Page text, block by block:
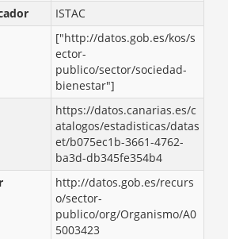
ISTAC
["http://datos.gob.es/kos/s
ector-
publico/sector/sociedad-
bienestar"]
https://datos.canarias.es/c
atalogos/estadisticas/datas
et/b075ec1b-3661-4762-
ba3d-db345fe354b4
http://datos.gob.es/recurs
o/sector-
publico/org/Organismo/A0
5003423